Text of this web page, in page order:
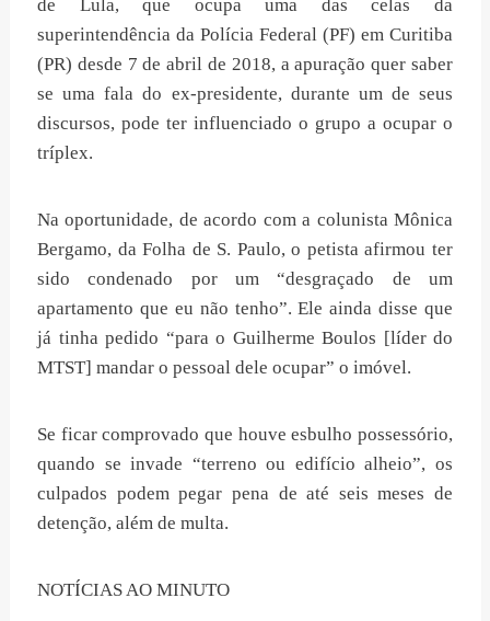
de Lula, que ocupa uma das celas da
superintendência da Polícia Federal (PF) em Curitiba
(PR) desde 7 de abril de 2018, a apuração quer saber
se uma fala do ex-presidente, durante um de seus
discursos, pode ter influenciado o grupo a ocupar o
tríplex.
Na oportunidade, de acordo com a colunista Mônica
Bergamo, da Folha de S. Paulo, o petista afirmou ter
sido condenado por um “desgraçado de um
apartamento que eu não tenho”. Ele ainda disse que
já tinha pedido “para o Guilherme Boulos [líder do
MTST] mandar o pessoal dele ocupar” o imóvel.
Se ficar comprovado que houve esbulho possessório,
quando se invade “terreno ou edifício alheio”, os
culpados podem pegar pena de até seis meses de
detenção, além de multa.
NOTÍCIAS AO MINUTO